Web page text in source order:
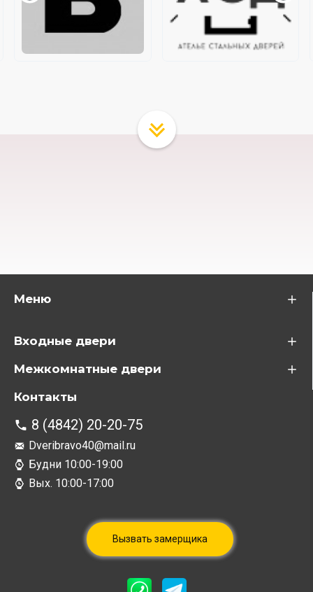
Меню
Входные двери
Межкомнатные двери
Контакты
8 (4842) 20-20-75
Dveribravo40@mail.ru
Будни 10:00-19:00
Вых. 10:00-17:00
Вызвать замерщика